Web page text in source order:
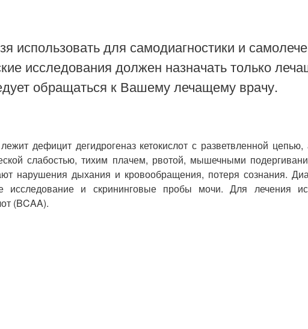
использовать для самодиагностики и
исследования должен назначать только
обращаться к Вашему лечащему врачу.
дефицит дегидрогеназ кетокислот с разветвленной
слабостью, тихим плачем, рвотой, мышечными
нарушения дыхания и кровообращения, потеря сознания.
исследование и скрининговые пробы мочи. Для лечения
(BCAA).